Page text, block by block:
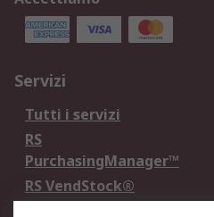
Servizi
Tutti i servizi
RS
PurchasingManager™
RS VendStock®